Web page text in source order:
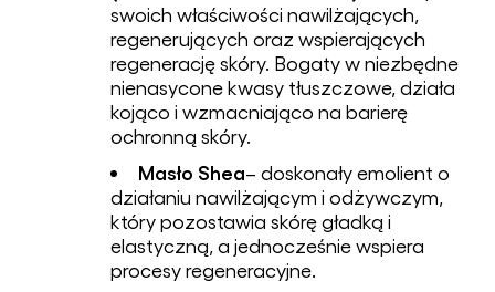
swoich właściwości nawilżających,
regenerujących oraz wspierających
regenerację skóry. Bogaty w niezbędne
nienasycone kwasy tłuszczowe, działa
kojąco i wzmacniająco na barierę
ochronną skóry.
Masło Shea– doskonały emolient o
działaniu nawilżającym i odżywczym,
który pozostawia skórę gładką i
elastyczną, a jednocześnie wspiera
procesy regeneracyjne.